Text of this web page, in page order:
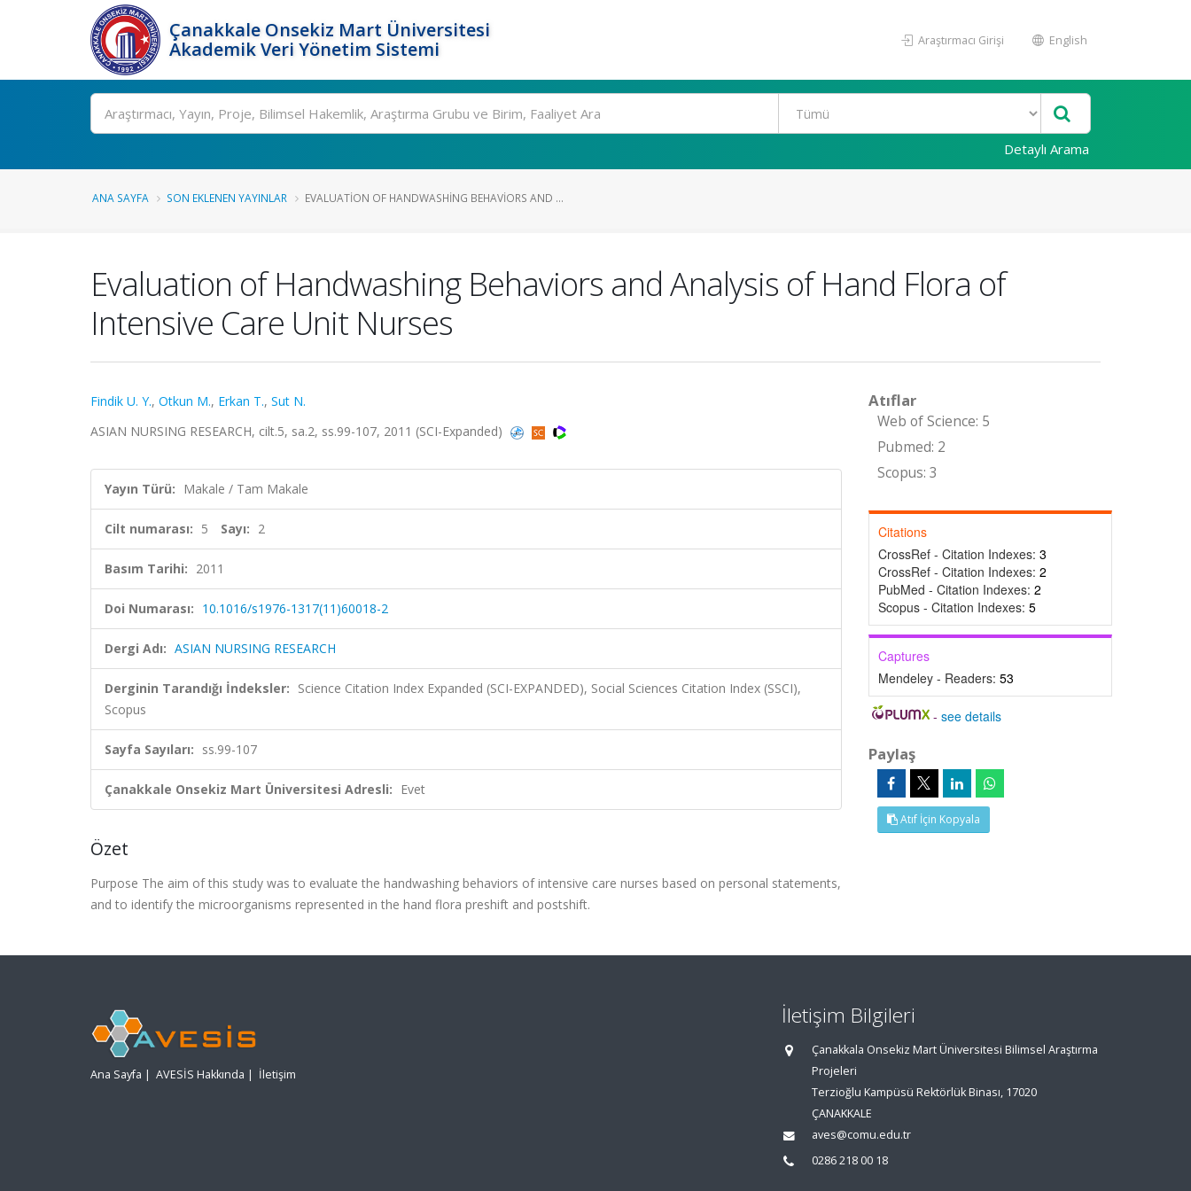
Çanakkale Onsekiz Mart Üniversitesi
Akademik Veri Yönetim Sistemi
Araştırmacı Girişi English
Ara
Detaylı Arama
ANA SAYFA SON EKLENEN YAYINLAR EVALUATION OF HANDWASHING BEHAVIORS AND ...
Evaluation of Handwashing Behaviors and Analysis of Hand Flora of
Intensive Care Unit Nurses
Findik U. Y., Otkun M., Erkan T., Sut N.
ASIAN NURSING RESEARCH, cilt.5, sa.2, ss.99-107, 2011 (SCI-Expanded)
Yayın Türü: Makale / Tam Makale
Cilt numarası: 5 Sayı: 2
Basım Tarihi: 2011
Doi Numarası: 10.1016/s1976-1317(11)60018-2
Dergi Adı: ASIAN NURSING RESEARCH
Derginin Tarandığı İndeksler: Science Citation Index Expanded (SCI-EXPANDED), Social Sciences Citation Index (SSCI),
Scopus
Sayfa Sayıları: ss.99-107
Çanakkale Onsekiz Mart Üniversitesi Adresli: Evet
Özet
Purpose The aim of this study was to evaluate the handwashing behaviors of intensive care nurses based on personal statements,
and to identify the microorganisms represented in the hand flora preshift and postshift.
Atıflar
Web of Science: 5
Pubmed: 2
Scopus: 3
Citations
CrossRef - Citation Indexes: 3
CrossRef - Citation Indexes: 2
PubMed - Citation Indexes: 2
Scopus - Citation Indexes: 5
Captures
Mendeley - Readers: 53
-see details
Paylaş
Atıf İçin Kopyala
Ana Sayfa | AVESİS Hakkında | İletişim
İletişim Bilgileri
Çanakkala Onsekiz Mart Üniversitesi Bilimsel Araştırma
Projeleri
Terzioğlu Kampüsü Rektörlük Binası, 17020
ÇANAKKALE
aves@comu.edu.tr
0286 218 00 18